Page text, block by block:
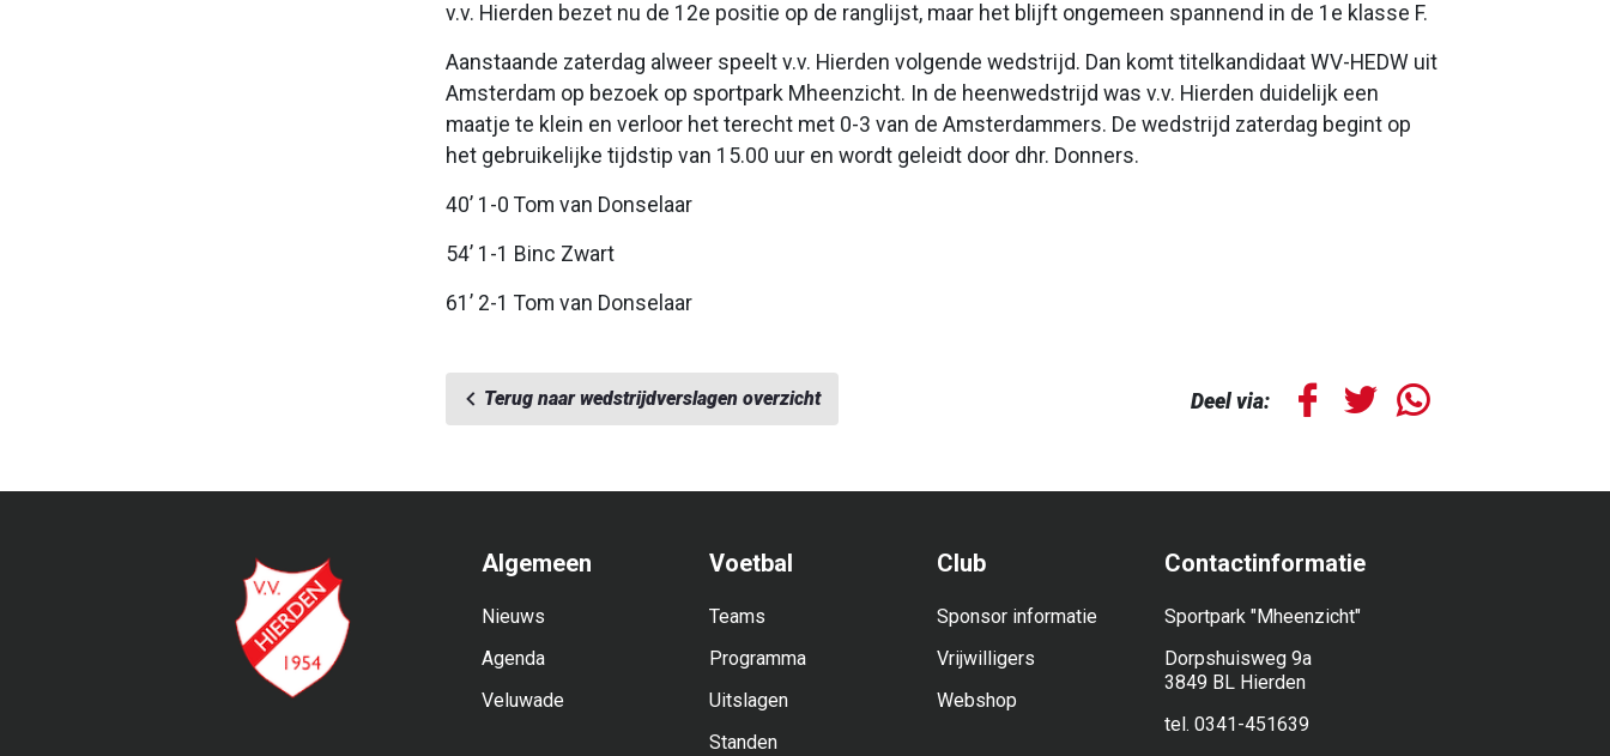
v.v. Hierden bezet nu de 12e positie op de ranglijst, maar het blijft ongemeen spannend in de 1e klasse F.
Aanstaande zaterdag alweer speelt v.v. Hierden volgende wedstrijd. Dan komt titelkandidaat WV-HEDW uit
Amsterdam op bezoek op sportpark Mheenzicht. In de heenwedstrijd was v.v. Hierden duidelijk een
maatje te klein en verloor het terecht met 0-3 van de Amsterdammers. De wedstrijd zaterdag begint op
het gebruikelijke tijdstip van 15.00 uur en wordt geleidt door dhr. Donners.
40’ 1-0 Tom van Donselaar
54’ 1-1 Binc Zwart
61’ 2-1 Tom van Donselaar
Terug naar wedstrijdverslagen overzicht Deel via:
Algemeen
Nieuws
Agenda
Veluwade
Voetbal
Teams
Programma
Uitslagen
Standen
Club
Sponsor informatie
Vrijwilligers
Webshop
Contactinformatie
Sportpark "Mheenzicht"
Dorpshuisweg 9a
3849 BL Hierden
tel. 0341-451639